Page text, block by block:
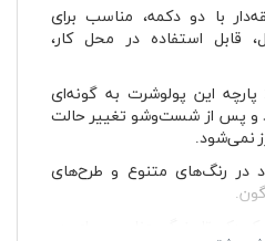
با دو دکمه، مناسب برای
قابل استفاده در محل کار،
پارچه این پولوشرت به گونه‌ای
و پس از شست‌وشو تغییر حالت
نمی‌شود.
در رنگ‌های متنوع و طرح‌های